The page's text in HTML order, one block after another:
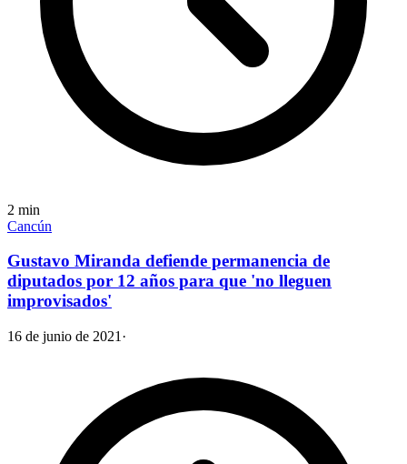
2 min
Cancún
Gustavo Miranda defiende permanencia de
diputados por 12 años para que 'no lleguen
improvisados'
16 de junio de 2021 ·